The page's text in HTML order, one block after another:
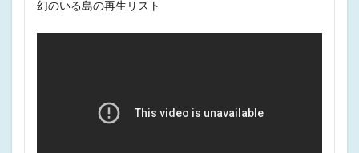
幻のいる島の再生リスト